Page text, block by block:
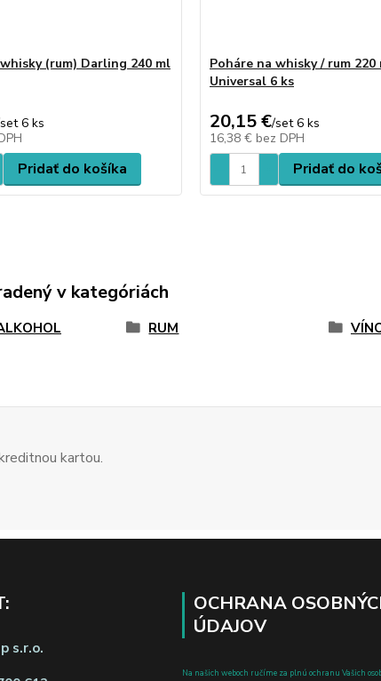
(rum) Darling 240 ml
set 6 ks
Pridať do košíka
Poháre na whisky / rum 220
Universal 6 ks
20,15 €/set 6 ks
16,38 € bez DPH
Pridať do
v kategóriách
RUM
kartou.
s.r.o.
OCHRANA
ÚDAJOV
Na našich weboch ručíme za plnú ochranu Vašich